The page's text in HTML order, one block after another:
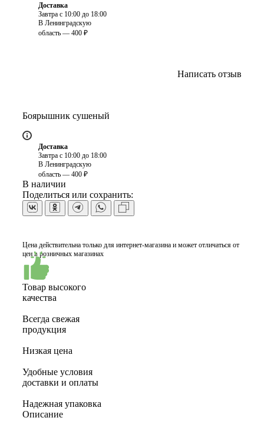
Доставка
Завтра с 10:00 до 18:00
В Ленинградскую
область — 400 ₽
Написать отзыв
Боярышник сушеный
Доставка
Завтра с 10:00 до 18:00
В Ленинградскую
область — 400 ₽
В наличии
Поделиться или сохранить:
Цена действительна только для интернет-магазина и может отличаться от
цен в розничных магазинах
Товар высокого
качества
Всегда свежая
продукция
Низкая цена
Удобные условия
доставки и оплаты
Надежная упаковка
Описание